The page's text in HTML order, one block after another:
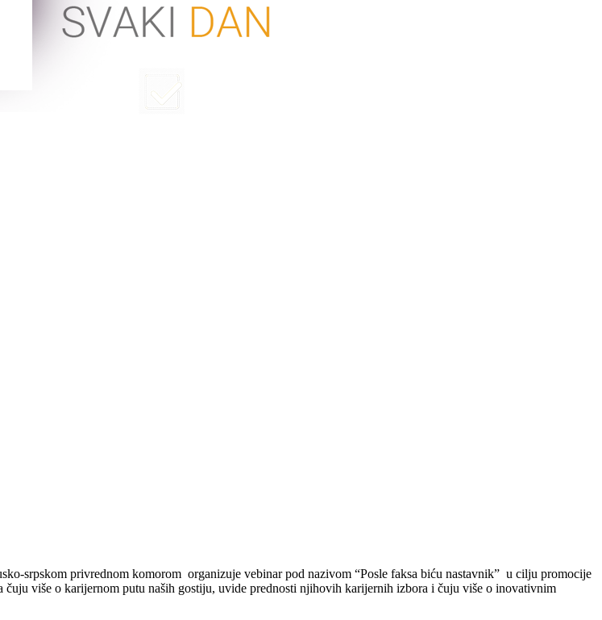
srpskom privrednom komorom organizuje vebinar pod nazivom “Posle faksa biću nastavnik” u cilju promocije
čuju više o karijernom putu naših gostiju, uvide prednosti njihovih karijernih izbora i čuju više o inovativnim